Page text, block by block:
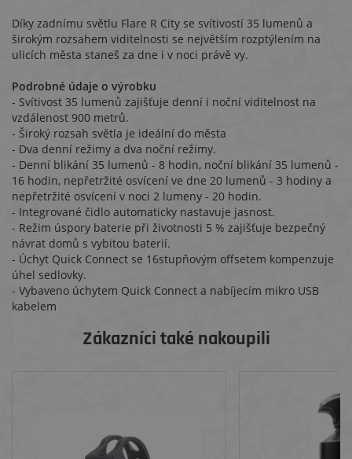
Díky zadnímu světlu Flare R City se svítivostí 35 lumenů a
širokým rozsahem viditelnosti se největším rozptýlením na
ulicích města staneš za dne i v noci právě vy.
Podrobné údaje o výrobku
- Svítivost 35 lumenů zajišťuje denní i noční viditelnost na
vzdálenost 900 metrů.
- Široký rozsah světla je ideální do města
- Dva denní režimy a dva noční režimy.
- Denní blikání 35 lumenů - 8 hodin, noční blikání 35 lumenů -
16 hodin, nepřetržité osvícení ve dne 20 lumenů - 3 hodiny a
nepřetržité osvícení v noci 2 lumeny - 20 hodin.
- Integrované čidlo automaticky nastavuje jasnost.
- Režim úspory baterie při životnosti 5 % zajišťuje bezpečný
návrat domů s vybitou baterií.
- Úchyt Quick Connect se 16stupňovým offsetem kompenzuje
úhel sedlovky.
- Vybaveno úchytem Quick Connect a nabíjecím mikro USB
kabelem
Zákazníci také nakoupili